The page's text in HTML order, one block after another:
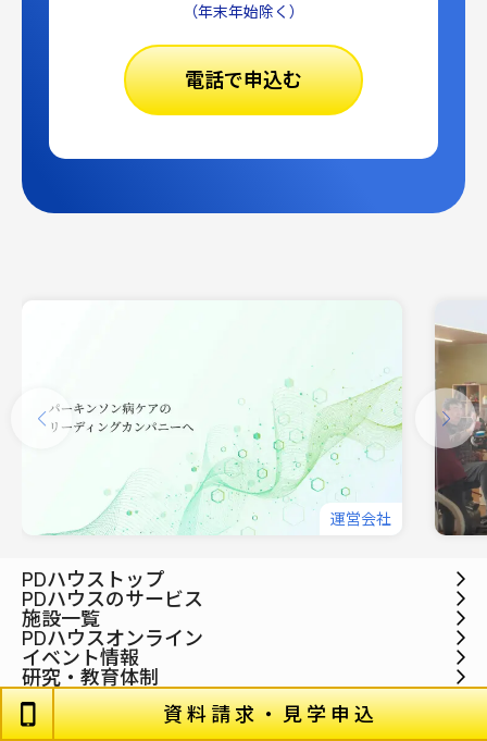
（年末年始除く）
電話で申込む
運営会社
資料請求・見学申込
PDハウストップ
PDハウスのサービス
施設一覧
PDハウスオンライン
イベント情報
研究・教育体制
SUNブログ
企業情報
投資家情報
English